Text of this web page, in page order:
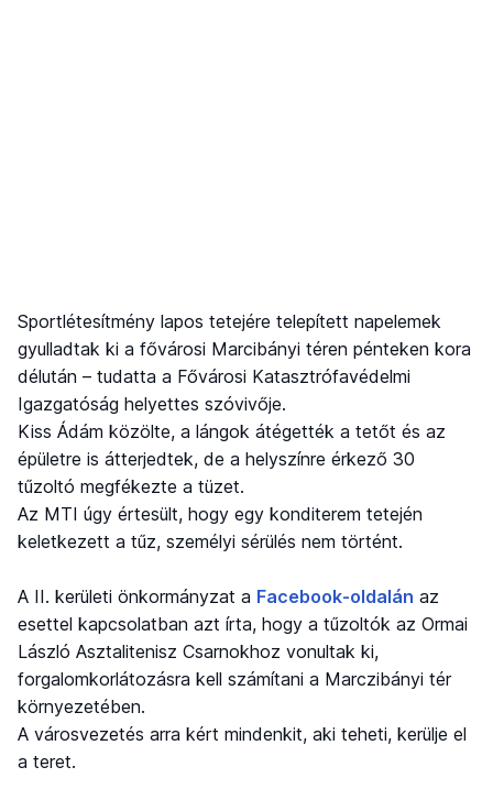
Sportlétesítmény lapos tetejére telepített napelemek
gyulladtak ki a fővárosi Marcibányi téren pénteken kora
délután – tudatta a Fővárosi Katasztrófavédelmi
Igazgatóság helyettes szóvivője.
Kiss Ádám közölte, a lángok átégették a tetőt és az
épületre is átterjedtek, de a helyszínre érkező 30
tűzoltó megfékezte a tüzet.
Az MTI úgy értesült, hogy egy konditerem tetején
keletkezett a tűz, személyi sérülés nem történt.
A II. kerületi önkormányzat a Facebook-oldalán az
esettel kapcsolatban azt írta, hogy a tűzoltók az Ormai
László Asztalitenisz Csarnokhoz vonultak ki,
forgalomkorlátozásra kell számítani a Marczibányi tér
környezetében.
A városvezetés arra kért mindenkit, aki teheti, kerülje el
a teret.